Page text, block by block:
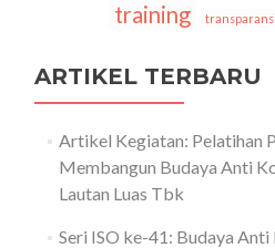
training transparansi
ARTIKEL TERBARU
Artikel Kegiatan: Pelatihan
Membangun Budaya Anti
Lautan Luas Tbk
Seri ISO ke-41: Budaya